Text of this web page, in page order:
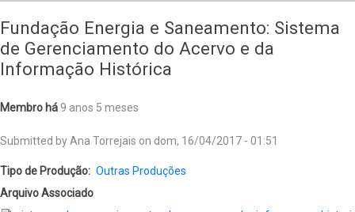
elétricos
Fundação Energia e Saneamento: Sistema
de Gerenciamento do Acervo e da
Informação Histórica
Membro há 9 anos 5 meses
Submitted byAna Torrejais on dom, 16/04/2017 - 01:51
Tipo de Produção
Outras Produções
Arquivo Associado